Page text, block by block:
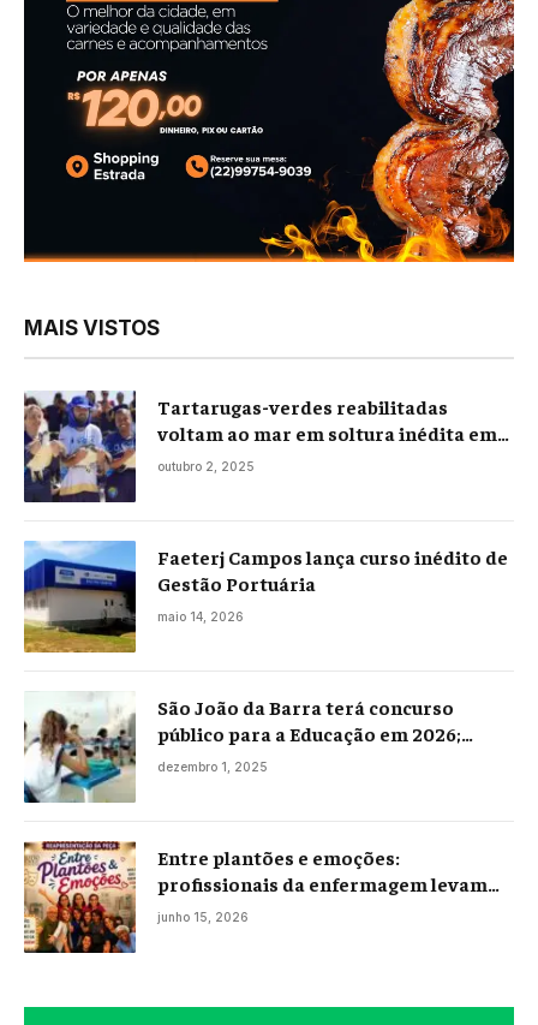
MAIS VISTOS
Tartarugas-verdes reabilitadas
voltam ao mar em soltura inédita em
Praia Seca
outubro 2, 2025
Faeterj Campos lança curso inédito de
Gestão Portuária
maio 14, 2026
São João da Barra terá concurso
público para a Educação em 2026;
projeto já está na Câmara
dezembro 1, 2025
Entre plantões e emoções:
profissionais da enfermagem levam
histórias reais ao palco em Campos
junho 15, 2026